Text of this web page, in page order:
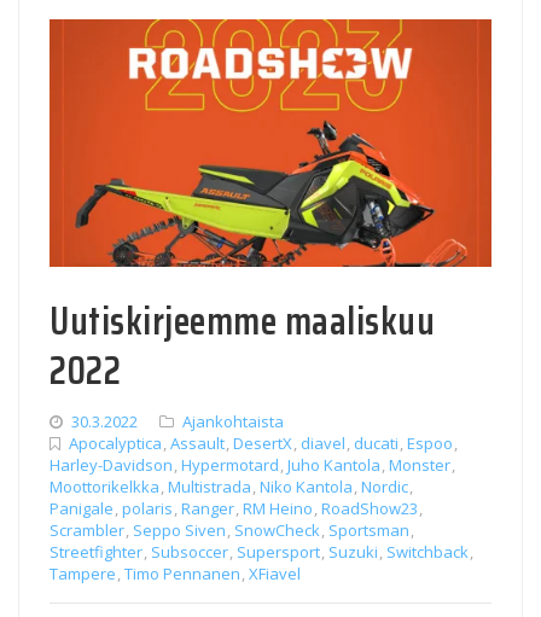
Uutiskirjeemme maaliskuu
2022
30.3.2022
Ajankohtaista
Apocalyptica,Assault,DesertX, diavel, ducati,Espoo,
Harley-Davidson,Hypermotard,Juho Kantola,Monster,
Moottorikelkka,Multistrada,Niko Kantola,Nordic,
Panigale,polaris,Ranger,RM Heino,RoadShow23,
Scrambler, Seppo Siven, SnowCheck, Sportsman,
Streetfighter, Subsoccer, Supersport, Suzuki, Switchback,
Tampere,Timo Pennanen,XFiavel